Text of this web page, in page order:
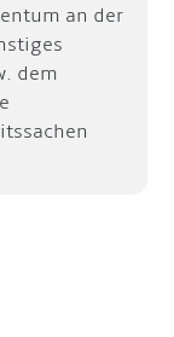
an der
dem